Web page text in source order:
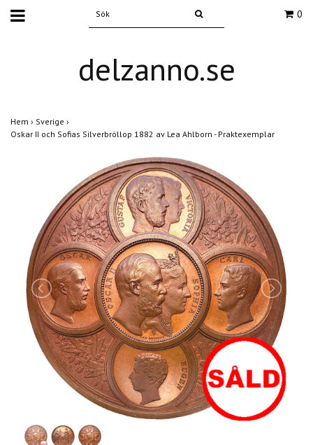
0
delzanno.se
Hem › Sverige ›
Oskar II och Sofias Silverbröllop 1882 av Lea Ahlborn - Praktexemplar